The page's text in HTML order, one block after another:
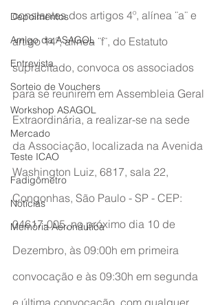
Depoimentos
Amigo da ASAGOL
Entrevista
Sorteio de Vouchers
Workshop ASAGOL
Mercado
Teste ICAO
Fadigômetro
Notícias
Memória Aeronáutica
constantes dos artigos 4º, alínea ¨a¨ e
artigo 14º, alínea ¨f¨, do Estatuto
supracitado, convoca os associados
para se reunirem em Assembleia Geral
Extraordinária, a realizar-se na sede
da Associação, localizada na Avenida
Washington Luiz, 6817, sala 22,
Congonhas, São Paulo - SP - CEP:
04617-005, no próximo dia 10 de
Dezembro, às 09:00h em primeira
convocação e às 09:30h em segunda
e última convocação, com qualquer